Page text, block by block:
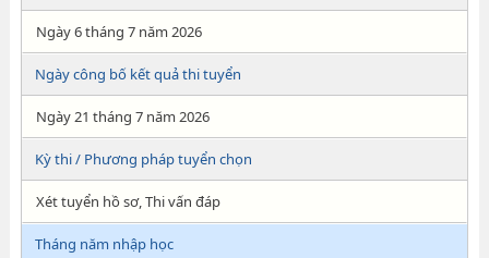
Ngày 6 tháng 7 năm 2026
Ngày công bố kết quả thi tuyển
Ngày 21 tháng 7 năm 2026
Kỳ thi / Phương pháp tuyển chọn
Xét tuyển hồ sơ, Thi vấn đáp
Tháng năm nhập học